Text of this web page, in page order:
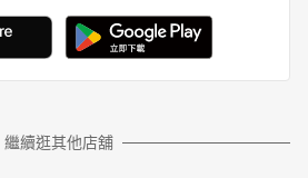
繼續逛其他店舖